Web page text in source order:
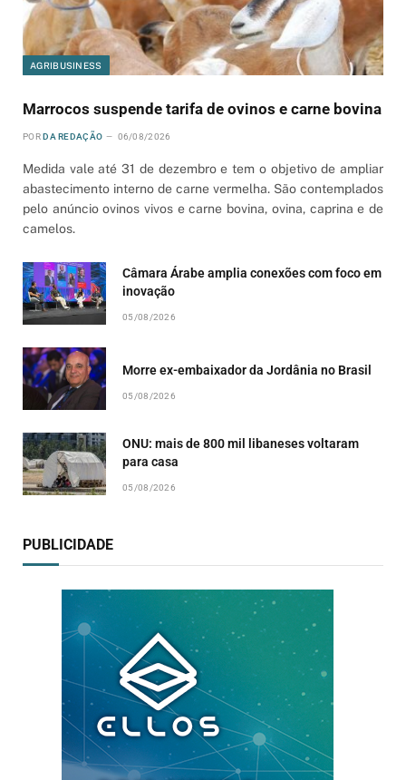
AGRIBUSINESS
Marrocos suspende tarifa de ovinos e carne bovina
POR DA REDAÇÃO 06/08/2026
Medida vale até 31 de dezembro e tem o objetivo de ampliar
abastecimento interno de carne vermelha. São contemplados
pelo anúncio ovinos vivos e carne bovina, ovina, caprina e de
camelos.
Câmara Árabe amplia conexões com foco em
inovação
05/08/2026
Morre ex-embaixador da Jordânia no Brasil
05/08/2026
ONU: mais de 800 mil libaneses voltaram
para casa
05/08/2026
PUBLICIDADE